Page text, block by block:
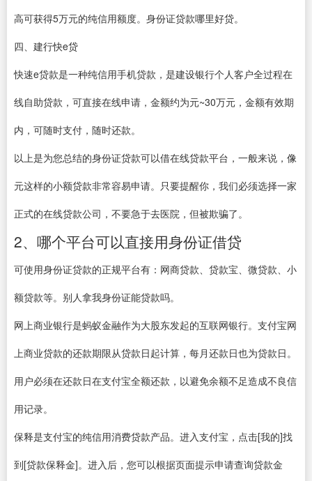
高可获得5万元的纯信用额度。身份证贷款哪里好贷。
四、建行快e贷
快速e贷款是一种纯信用手机贷款，是建设银行个人客户全过程在
线自助贷款，可直接在线申请，金额约为元~30万元，金额有效期
内，可随时支付，随时还款。
以上是为您总结的身份证贷款可以借在线贷款平台，一般来说，像
元这样的小额贷款非常容易申请。只要提醒你，我们必须选择一家
正式的在线贷款公司，不要急于去医院，但被欺骗了。
2、哪个平台可以直接用身份证借贷
可使用身份证贷款的正规平台有：网商贷款、贷款宝、微贷款、小
额贷款等。别人拿我身份证能贷款吗。
网上商业银行是蚂蚁金融作为大股东发起的互联网银行。支付宝网
上商业贷款的还款期限从贷款日起计算，每月还款日也为贷款日。
用户必须在还款日在支付宝全额还款，以避免余额不足造成不良信
用记录。
保释是支付宝的纯信用消费贷款产品。进入支付宝，点击[我的]找
到[贷款保释金]。进入后，您可以根据页面提示申请查询贷款金